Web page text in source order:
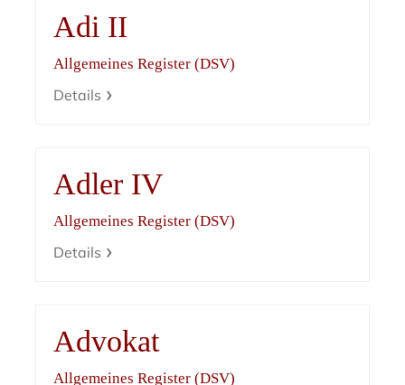
Adi II
Allgemeines Register (DSV)
Details
Adler IV
Allgemeines Register (DSV)
Details
Advokat
Allgemeines Register (DSV)